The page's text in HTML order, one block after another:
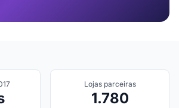
Lojas parceiras
1.780